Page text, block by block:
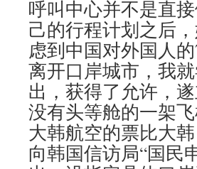
呼叫中心并不是直
己的行程计划之后
虑到中国对外国人
离开口岸城市，我
出，获得了允许，
没有头等舱的一架
大韩航空的票比大
向韩国信访局“国民